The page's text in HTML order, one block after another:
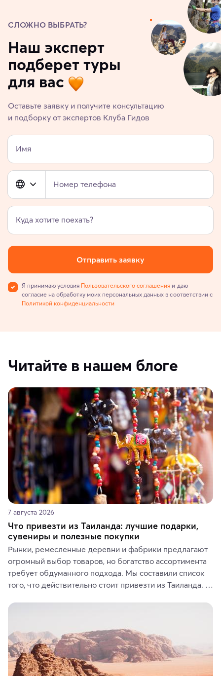
СЛОЖНО ВЫБРАТЬ?
Наш эксперт
подберет туры
для вас
Оставьте заявку и получите консультацию
и подборку от экспертов Клуба Гидов
Имя
Номер телефона
Куда хотите поехать?
Отправить заявку
Я принимаю условия Пользовательского соглашения и даю
согласие на обработку моих персональных данных в соответствии с
Политикой конфиденциальности
Читайте в нашем блоге
7 августа 2026
Что привезти из Таиланда: лучшие подарки,
сувениры и полезные покупки
Рынки, ремесленные деревни и фабрики предлагают
огромный выбор товаров, но богатство ассортимента
требует обдуманного подхода. Мы составили список
того, что действительно стоит привезти из Таиланда.
средства, одежду, украшения, предметы интерьера
где их купить.